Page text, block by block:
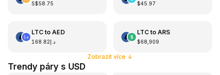
S$58.75 $45.97
LTCto AED
د.إ168.82
LTCto ARS
$68,909
Zobrazit více ↓
Trendy páry s USD